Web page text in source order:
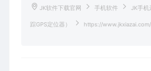
JK软件下载官网 手机软件 JK手机
踪GPS定位器） https://